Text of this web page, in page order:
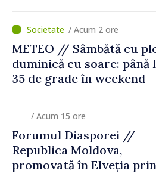
/ Acum 2 ore
METEO // Sâmbătă cu
duminică cu soare: până
35 de grade în weekend
/ Acum 15 ore
Forumul Diasporei //
Republica Moldova,
promovată în Elveția prin